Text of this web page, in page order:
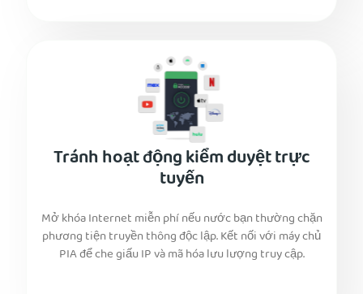
Tránh hoạt động kiểm duyệt trực
tuyến
Mở khóa Internet miễn phí nếu nước bạn thường chặn
phương tiện truyền thông độc lập. Kết nối với máy chủ
PIA để che giấu IP và mã hóa lưu lượng truy cập.